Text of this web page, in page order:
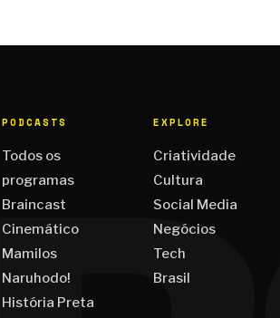
PODCASTS
Todos os
programas
Braincast
Cinemático
Mamilos
Naruhodo!
História Preta
EXPLORE
Criatividade
Cultura
Social Media
Negócios
Tech
Brasil